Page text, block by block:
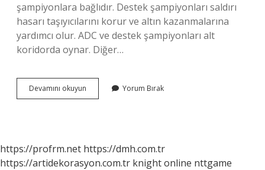
şampiyonlara bağlıdır. Destek şampiyonları saldırı
hasarı taşıyıcılarını korur ve altın kazanmalarına
yardımcı olur. ADC ve destek şampiyonları alt
koridorda oynar. Diğer…
Devamını okuyun
Adc
Yorum Bırak
https://profrm.net https://dmh.com.tr
https://artidekorasyon.com.tr knight online nttgame